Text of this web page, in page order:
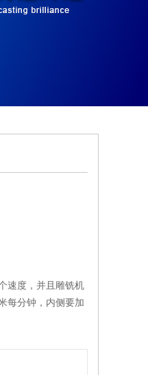
速度，并且雕铣机
每分钟，内侧要加